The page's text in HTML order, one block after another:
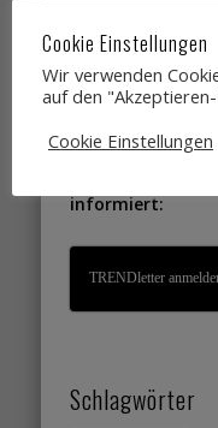
Dann einfach
Kontakt aufnehmen
informiert:
TRENDletter
Schlagwörter
Cookie Einstellungen
Wir verwenden
auf den
Cookie Einstellungen